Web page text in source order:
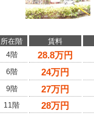
所在階 賃料
4階
28.8万円
6階
24万円
9階
27万円
11階
28万円